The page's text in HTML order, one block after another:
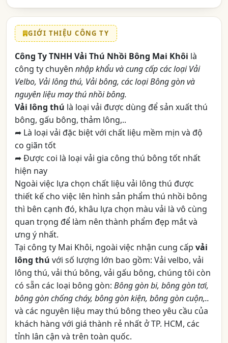
GIỚI THIỆU CÔNG TY
Công Ty TNHH Vải Thú Nhồi Bông Mai Khôi là
công ty chuyên nhập khẩu và cung cấp các loại Vải
Velbo, Vải lông thú, Vải bông, các loại Bông gòn và
nguyên liệu may thú nhồi bông.
Vải lông thú là loại vải được dùng để sản xuất thú
bông, gấu bông, thảm lông,..
➦ Là loại vải đặc biệt với chất liệu mềm mịn và độ
co giãn tốt
➦ Được coi là loại vải gia công thú bông tốt nhất
hiện nay
Ngoài việc lựa chọn chất liệu vải lông thú được
thiết kế cho việc lên hình sản phẩm thú nhồi bông
thì bên cạnh đó, khâu lựa chọn màu vải là vô cùng
quan trọng để làm nên thành phẩm đẹp mắt và
ưng ý nhất.
Tại công ty Mai Khôi, ngoài việc nhận cung cấp vải
lông thú với số lượng lớn bao gồm: Vải velbo, vải
lông thú, vải thú bông, vải gấu bông, chúng tôi còn
có sẵn các loại bông gòn: Bông gòn bi, bông gòn tơi,
bông gòn chống cháy, bông gòn kiện, bông gòn cuộn,..
và các nguyên liệu may thú bông theo yêu cầu của
khách hàng với giá thành rẻ nhất ở TP. HCM, các
tỉnh lân cận và trên toàn quốc.